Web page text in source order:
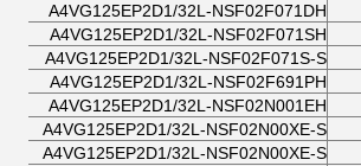
A4VG125EP2D1/32L-NSF02F071DH
A4VG125EP2D1/32L-NSF02F071SH
A4VG125EP2D1/32L-NSF02F071S-S
A4VG125EP2D1/32L-NSF02F691PH
A4VG125EP2D1/32L-NSF02N001EH
A4VG125EP2D1/32L-NSF02N00XE-S
A4VG125EP2D1/32L-NSF02N00XE-S